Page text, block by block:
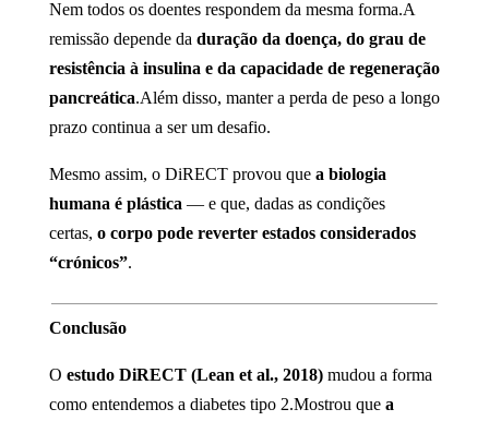
Nem todos os doentes respondem da mesma forma.A
remissão depende da duração da doença, do grau de
resistência à insulina e da capacidade de regeneração
pancreática.Além disso, manter a perda de peso a longo
prazo continua a ser um desafio.
Mesmo assim, o DiRECT provou que a biologia
humana é plástica — e que, dadas as condições
certas, o corpo pode reverter estados considerados
“crónicos”.
Conclusão
O estudo DiRECT (Lean et al., 2018)mudou a forma
como entendemos a diabetes tipo 2.Mostrou que a